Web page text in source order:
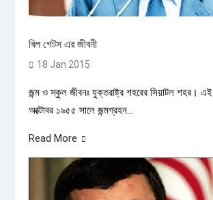
বিল গেটস এর জীবনী
18 Jan 2015
জন্ম ও স্কুল জীবনঃ যুক্তরাষ্ট্র শহরের সিয়াটল শহর।
অক্টোবর ১৯৫৫ সালে জন্মগ্রহন...
Read More